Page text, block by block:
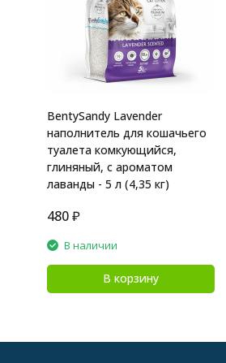
BentySandy Lavender
наполнитель для кошачьего
туалета комкующийся,
глиняный, с ароматом
лаванды - 5 л (4,35 кг)
480 ₽
В наличии
В корзину